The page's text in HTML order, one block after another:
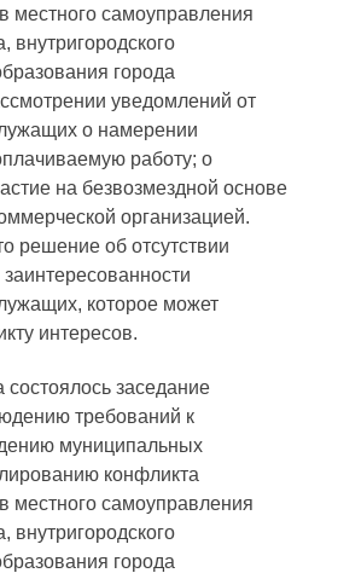
местного самоуправления
внутригородского
города
уведомлений от
о намерении
работу; о
на безвозмездной основе
организацией.
решение об отсутствии
которое может
интересов.
заседание
требований к
муниципальных
конфликта
местного самоуправления
внутригородского
города